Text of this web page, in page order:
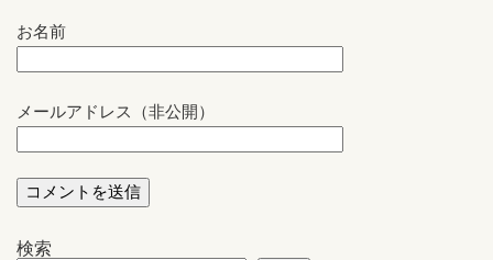
お名前
メールアドレス（非公開）
検索